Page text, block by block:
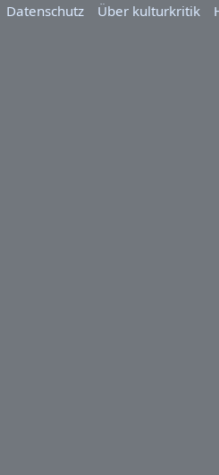
Datenschutz
Über kulturkritik